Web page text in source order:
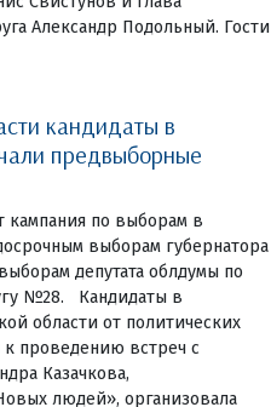
Александр Подольный. Гости
кандидаты в
предвыборные
кампания по выборам в
выборам губернатора
депутата облдумы по
№28. Кандидаты в
области от политических
проведению встреч с
Казачкова,
людей», организовала